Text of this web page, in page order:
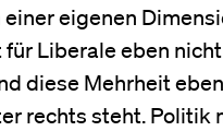
eigenen
Liberale eben
diese Mehrheit
rechts steht. Politik